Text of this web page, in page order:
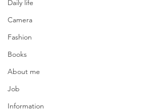
Daily life
Camera
Fashion
Books
About me
Job
Information